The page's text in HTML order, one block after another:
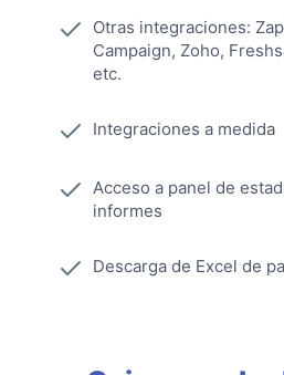
Otras integraciones:
Campaign, Zoho,
etc.
Integraciones a medida
Acceso a panel de
informes
Descarga de Excel de